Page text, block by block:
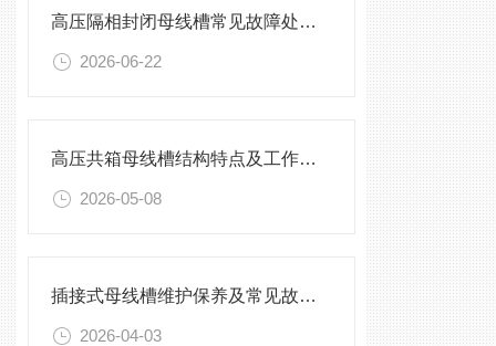
高压隔相封闭母线槽常见故障处理方案
2026-06-22
高压共箱母线槽结构特点及工作原理
2026-05-08
插接式母线槽维护保养及常见故障处理指南
2026-04-03